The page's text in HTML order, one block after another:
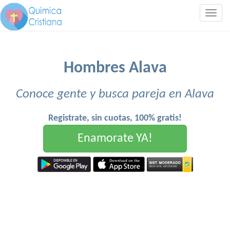
Hombres Alava
Conoce gente y busca pareja en Alava
Registrate, sin cuotas, 100% gratis!
Enamorate YA!